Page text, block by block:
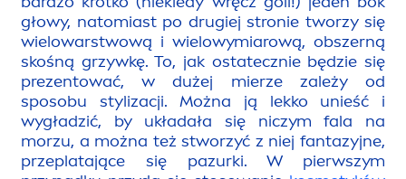
głowy, natomiast po drugiej stronie tworzy się
wielowarstwową i wielowymiarową, obszerną
skośną grzywkę. To, jak ostatecznie będzie się
prezentować, w dużej mierze zależy od
sposobu stylizacji. Można ją lekko unieść i
wygładzić, by układała się niczym fala na
morzu, a można też stworzyć z niej fantazyjne,
przeplatające się pazurki. W pierwszym